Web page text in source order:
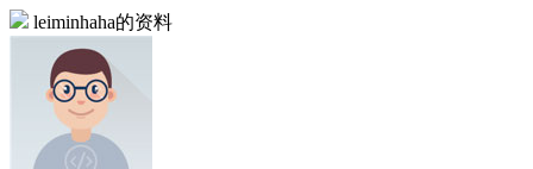
leiminhaha的资料